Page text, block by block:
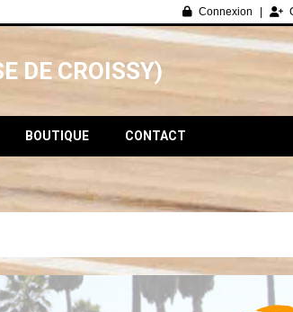
Connexion
DE CROISSY)
BOUTIQUE CONTACT